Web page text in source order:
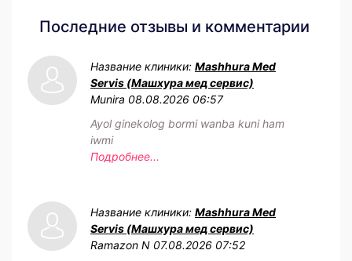
Последние отзывы и комментарии
Название клиники: Mashhura Med
Servis (Машхура мед сервис)
Munira 08.08.2026 06:57
Ayol ginekolog bormi wanba kuni ham
iwmi
Подробнее...
Название клиники: Mashhura Med
Servis (Машхура мед сервис)
Ramazon N 07.08.2026 07:52